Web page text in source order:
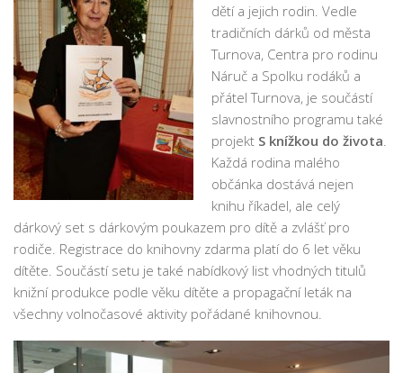
Pobočky
Pobočka Malý Rohozec
Pobočka Turnov II
Pobočka Mašov
Půjčovní doba
Základní služby
Půjčování e-knih a čteček e-knih
Portál KNIHA Z KNIHOVNY
Kultura a vzdělávání
Služby handicapovaným
Pronájem prostor
dětí a jejich rodin. Vedle
tradičních dárků od města
Turnova, Centra pro rodinu
Náruč a Spolku rodáků a
přátel Turnova, je součástí
slavnostního programu také
projekt S knížkou do života
Každá rodina malého
občánka dostává nejen
knihu říkadel, ale celý
dárkový set s dárkovým poukazem pro dítě a zvlášť pro
rodiče. Registrace do knihovny zdarma platí do 6 let věku
dítěte. Součástí setu je také nabídkový list vhodných titulů
knižní produkce podle věku dítěte a propagační leták na
všechny volnočasové aktivity pořádané knihovnou.